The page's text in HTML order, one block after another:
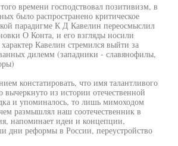
времени господствовал позитивизм, в
было распространено критическое
парадигме К Д Кавелин переосмыслил
О Конта, и его взгляды носили
Кавелин стремился выйти за
дилемм (западники - славянофилы,
констатировать, что имя талантливого
вычеркнуто из истории отечественной
и упоминалось, то лишь мимоходом
размышлял наш соотечественник в
напоминает идеи и концепции,
дни реформы в России, переустройство